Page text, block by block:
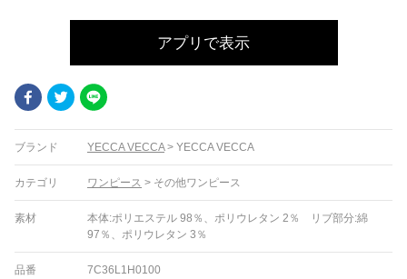
アプリで表示
FacebookTwitter
ブランド YECCA VECCA> YECCA VECCA
カテゴリ ワンピース > その他ワンピース
素材
本体:ポリエステル 98％、ポリウレタン 2％ リブ部分:綿
97％、ポリウレタン 3％
品番 7C36L1H0100